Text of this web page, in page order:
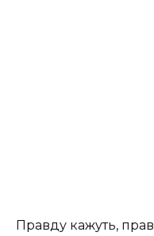
Правду кажуть,